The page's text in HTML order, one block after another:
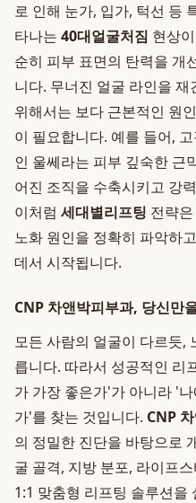
로 인해 눈가, 입가, 턱선 등
타나는 40대얼굴처짐 현상
순히 피부 표면의 탄력을 개
니다. 무너진 얼굴 라인을
위해서는 보다 근본적인 원
이 필요합니다. 예를 들어,
인 울쎄라는 피부 깊숙한 근
어진 조직을 수축시키고 강
이처럼 세대별리프팅 전략
노화 원인을 정확히 파악하
데서 시작됩니다.
CNP 차앤박피부과, 당신만
모든 사람의 얼굴이 다르듯,
릅니다. 따라서 성공적인 리
가 가장 좋은가'가 아니라 '
가'를 찾는 것입니다. CNP
의 정밀한 진단을 바탕으로
굴 골격, 지방 분포, 라이프
1:1 맞춤형 리프팅 솔루션을